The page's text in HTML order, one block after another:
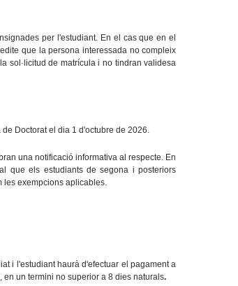
per l'estudiant. En el cas que en el
que la persona interessada no compleix
sol·licitud de matrícula i no tindran validesa
Doctorat el dia 1 d'octubre de 2026.
una notificació informativa al respecte. En
que els estudiants de segona i posteriors
les exempcions aplicables.
i l'estudiant haurà d'efectuar el pagament a
un termini no superior a 8 dies naturals.